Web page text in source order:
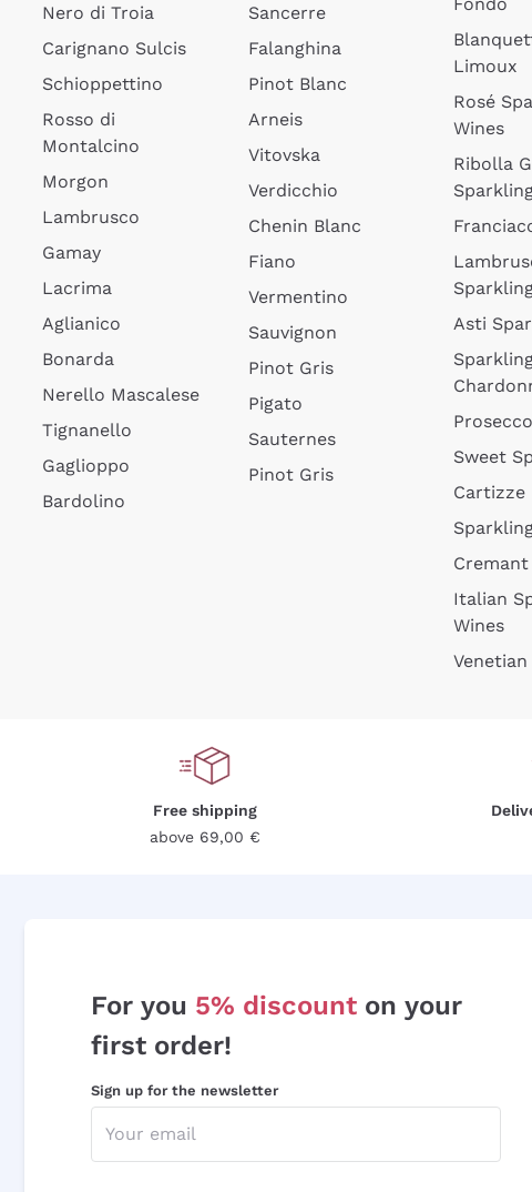
Nero di Troia
Carignano Sulcis
Schioppettino
Rosso di
Montalcino
Morgon
Lambrusco
Gamay
Lacrima
Aglianico
Bonarda
Nerello Mascalese
Tignanello
Gaglioppo
Bardolino
Sancerre
Falanghina
Pinot Blanc
Arneis
Vitovska
Verdicchio
Chenin Blanc
Fiano
Vermentino
Sauvignon
Pinot Gris
Pigato
Sauternes
Pinot Gris
Limoux
Rosé
Wines
Ribolla
Asti
Sweet
Cartizze
Cremant
Italian
Wines
Free shipping
above 69,00 €
For you 5% discount on your
first order!
Sign up for the newsletter